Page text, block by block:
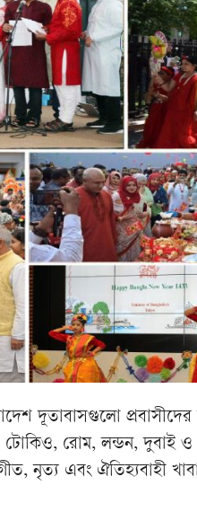
দূতাবাসগুলো
রোম, লন্ডন, দুবাই
নৃত্য এবং ঐতিহ্যবাহী